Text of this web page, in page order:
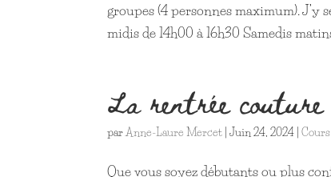
groupes (4 personnes maximum). J’y
midis de 14h00 à 16h30 Samedis
La rentrée couture
parAnne-Laure Mercet |Juin 24, 2024 |
Que vous soyez débutants ou plus